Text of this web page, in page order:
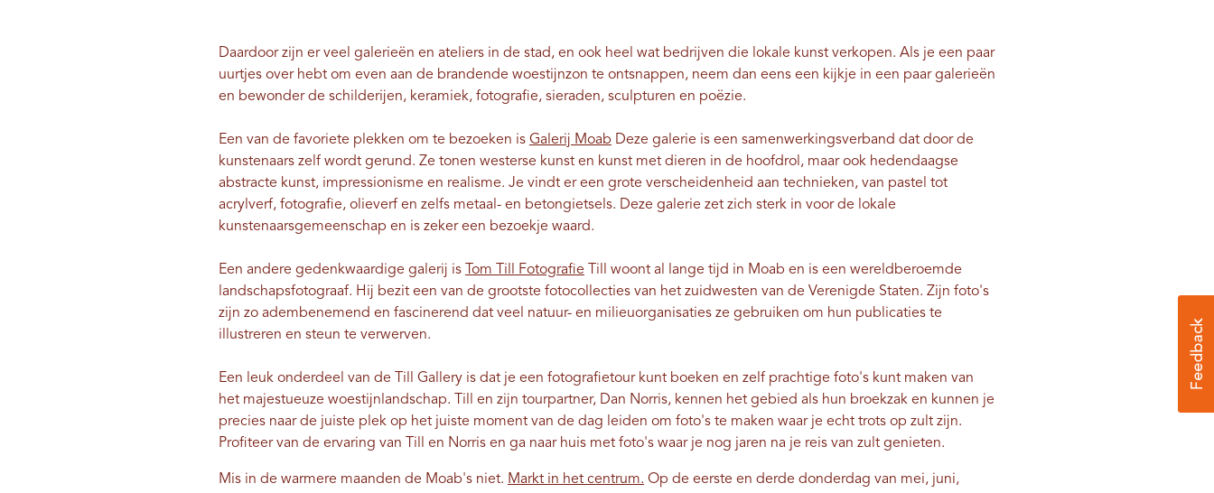
Daardoor zijn er veel galerieën en ateliers in de stad, en ook heel wat bedrijven die lokale kunst verkopen. Als je een paar
uurtjes over hebt om even aan de brandende woestijnzon te ontsnappen, neem dan eens een kijkje in een paar galerieën
en bewonder de schilderijen, keramiek, fotografie, sieraden, sculpturen en poëzie.
Een van de favoriete plekken om te bezoeken is Galerij Moab Deze galerie is een samenwerkingsverband dat door de
kunstenaars zelf wordt gerund. Ze tonen westerse kunst en kunst met dieren in de hoofdrol, maar ook hedendaagse
abstracte kunst, impressionisme en realisme. Je vindt er een grote verscheidenheid aan technieken, van pastel tot
acrylverf, fotografie, olieverf en zelfs metaal- en betongietsels. Deze galerie zet zich sterk in voor de lokale
kunstenaarsgemeenschap en is zeker een bezoekje waard.
Een andere gedenkwaardige galerij is Tom Till Fotografie Till woont al lange tijd in Moab en is een wereldberoemde
landschapsfotograaf. Hij bezit een van de grootste fotocollecties van het zuidwesten van de Verenigde Staten. Zijn foto's
zijn zo adembenemend en fascinerend dat veel natuur- en milieuorganisaties ze gebruiken om hun publicaties te
illustreren en steun te verwerven.
Een leuk onderdeel van de Till Gallery is dat je een fotografietour kunt boeken en zelf prachtige foto's kunt maken van
het majestueuze woestijnlandschap. Till en zijn tourpartner, Dan Norris, kennen het gebied als hun broekzak en kunnen je
precies naar de juiste plek op het juiste moment van de dag leiden om foto's te maken waar je echt trots op zult zijn.
Profiteer van de ervaring van Till en Norris en ga naar huis met foto's waar je nog jaren na je reis van zult genieten.
Mis in de warmere maanden de Moab's niet. Markt in het centrum. Op de eerste en derde donderdag van mei, juni,